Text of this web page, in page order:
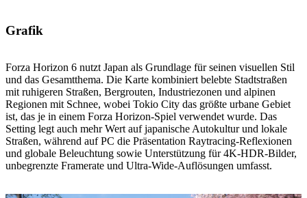
Grafik
Forza Horizon 6 nutzt Japan als Grundlage für seinen visuellen Stil
und das Gesamtthema. Die Karte kombiniert belebte Stadtstraßen
mit ruhigeren Straßen, Bergrouten, Industriezonen und alpinen
Regionen mit Schnee, wobei Tokio City das größte urbane Gebiet
ist, das je in einem Forza Horizon-Spiel verwendet wurde. Das
Setting legt auch mehr Wert auf japanische Autokultur und lokale
Straßen, während auf PC die Präsentation Raytracing-Reflexionen
und globale Beleuchtung sowie Unterstützung für 4K-HDR-Bilder,
unbegrenzte Framerate und Ultra-Wide-Auflösungen umfasst.